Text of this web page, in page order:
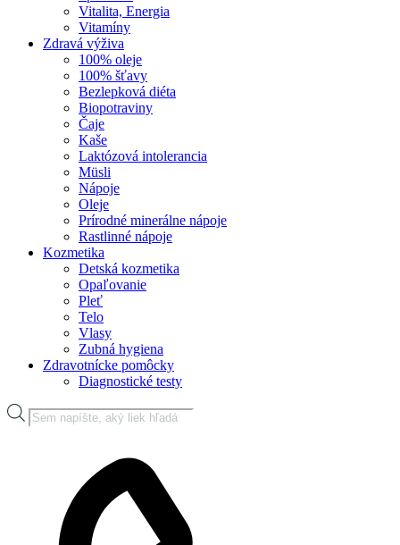
Vitalita, Energia
Vitamíny
Zdravá výživa
100% oleje
100% šťavy
Bezlepková diéta
Biopotraviny
Čaje
Kaše
Laktózová intolerancia
Müsli
Nápoje
Oleje
Prírodné minerálne nápoje
Rastlinné nápoje
Kozmetika
Detská kozmetika
Opaľovanie
Pleť
Telo
Vlasy
Zubná hygiena
Zdravotnícke pomôcky
Diagnostické testy
Products
search